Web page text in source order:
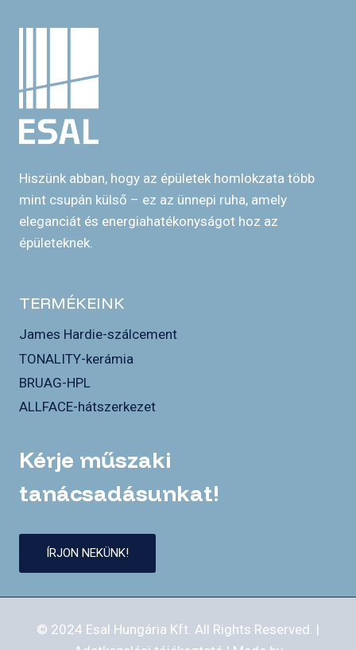
Hiszünk abban, hogy az épületek homlokzata több
mint csupán külső – ez az ünnepi ruha, amely
eleganciát és energiahatékonyságot hoz az
épületeknek.
TERMÉKEINK
James Hardie-szálcement
TONALITY-kerámia
BRUAG-HPL
ALLFACE-hátszerkezet
Kérje műszaki
tanácsadásunkat!
ÍRJON NEKÜNK!
© 2024 Esal Hungária Kft. All Rights Reserved. |